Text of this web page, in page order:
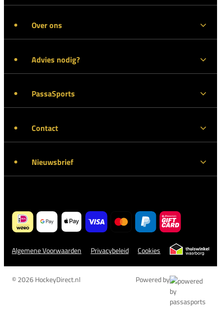
Over ons
Advies nodig?
PassaSports
Contact
Nieuwsbrief
Algemene Voorwaarden Privacybeleid Cookies
© 2026 HockeyDirect.nl Powered by